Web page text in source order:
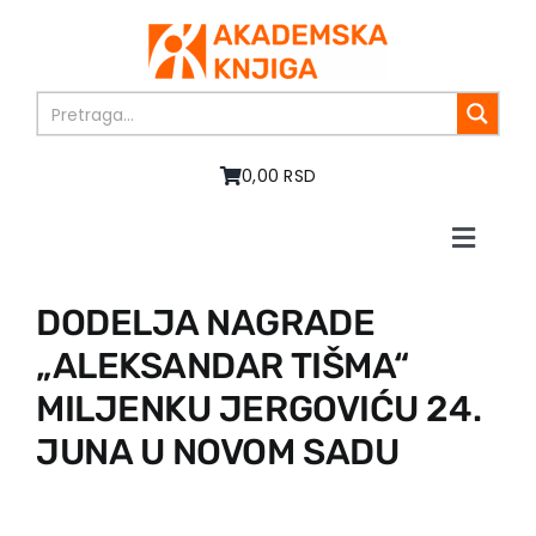
0,00 RSD
Toggle
O nama
Knjige
U pripremi
Autori
DODELJA NAGRADE
„ALEKSANDAR TIŠMA“
MILJENKU JERGOVIĆU 24.
JUNA U NOVOM SADU